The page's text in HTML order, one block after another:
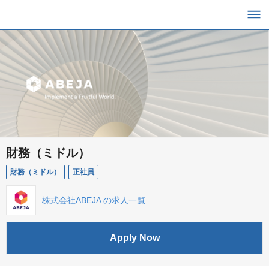
財務（ミドル）
財務（ミドル） 正社員
株式会社ABEJA の求人一覧
Apply Now